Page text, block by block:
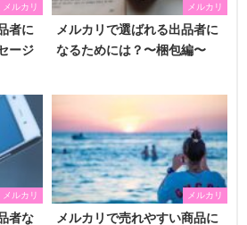
メルカリ
者に
ージ
メルカリ
メルカリで選ばれる出品者に
なるためには？〜梱包編〜
メルカリ
者な
メルカリ
メルカリで売れやすい商品に